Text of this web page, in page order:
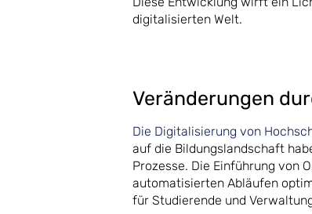
digitalisierten Welt.
Veränderungen
Die Digitalisierung von
auf die Bildungslandschaft
Prozesse. Die Einführung von
automatisierten Abläufen
für Studierende und